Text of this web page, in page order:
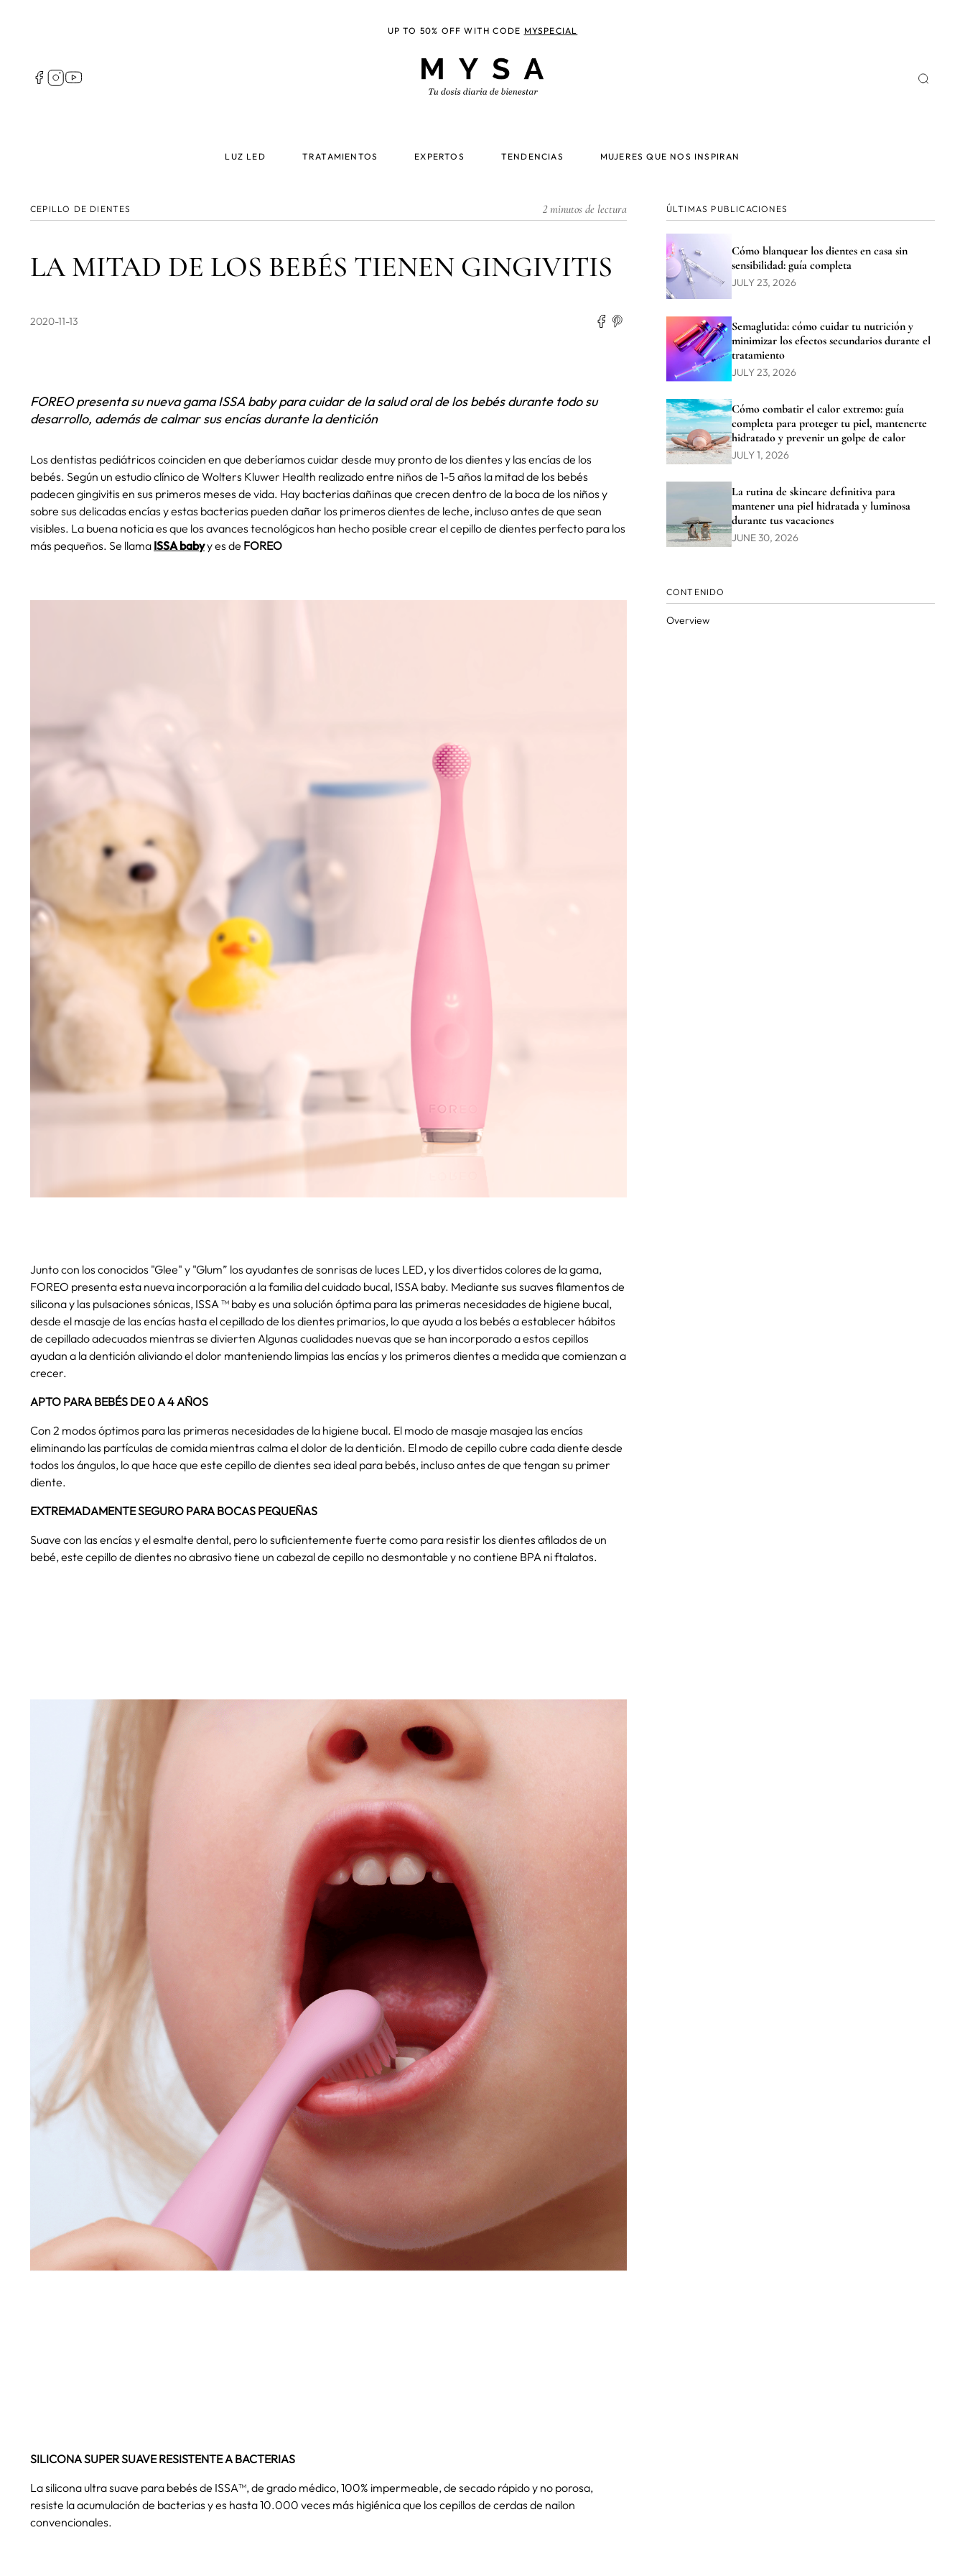
CEPILLO DE DIENTES 2 minutos de lectura
LA MITAD DE LOS BEBÉS TIENEN GINGIVITIS
2020-11-13
FOREO presenta su nueva gama ISSA baby para cuidar de la salud oral de los bebés durante todo su
desarrollo, además de calmar sus encías durante la dentición
Los dentistas pediátricos coinciden en que deberíamos cuidar desde muy pronto de los dientes y las encías de los
bebés. Según un estudio clínico de Wolters Kluwer Health realizado entre niños de 1-5 años la mitad de los bebés
padecen gingivitis en sus primeros meses de vida. Hay bacterias dañinas que crecen dentro de la boca de los niños y
sobre sus delicadas encías y estas bacterias pueden dañar los primeros dientes de leche, incluso antes de que sean
visibles. La buena noticia es que los avances tecnológicos han hecho posible crear el cepillo de dientes perfecto para los
más pequeños. Se llama ISSA babyy es de FOREO
Junto con los conocidos "Glee" y "Glum” los ayudantes de sonrisas de luces LED, y los divertidos colores de la gama,
FOREO presenta esta nueva incorporación a la familia del cuidado bucal, ISSA baby. Mediante sus suaves filamentos de
silicona y las pulsaciones sónicas, ISSA ™ baby es una solución óptima para las primeras necesidades de higiene bucal,
desde el masaje de las encías hasta el cepillado de los dientes primarios, lo que ayuda a los bebés a establecer hábitos
de cepillado adecuados mientras se divierten Algunas cualidades nuevas que se han incorporado a estos cepillos
ayudan a la dentición aliviando el dolor manteniendo limpias las encías y los primeros dientes a medida que comienzan a
crecer.
APTO PARA BEBÉS DE 0 A 4 AÑOS
Con 2 modos óptimos para las primeras necesidades de la higiene bucal. El modo de masaje masajea las encías
eliminando las partículas de comida mientras calma el dolor de la dentición. El modo de cepillo cubre cada diente desde
todos los ángulos, lo que hace que este cepillo de dientes sea ideal para bebés, incluso antes de que tengan su primer
diente.
EXTREMADAMENTE SEGURO PARA BOCAS PEQUEÑAS
Suave con las encías y el esmalte dental, pero lo suficientemente fuerte como para resistir los dientes afilados de un
bebé, este cepillo de dientes no abrasivo tiene un cabezal de cepillo no desmontable y no contiene BPA ni ftalatos.
SILICONA SUPER SUAVE RESISTENTE A BACTERIAS
La silicona ultra suave para bebés de ISSA™, de grado médico, 100% impermeable, de secado rápido y no porosa,
resiste la acumulación de bacterias y es hasta 10.000 veces más higiénica que los cepillos de cerdas de nailon
convencionales.
ÚLTIMAS PUBLICACIONES
Cómo blanquear los dientes en casa sin
sensibilidad: guía completa
JULY 23, 2026
Semaglutida: cómo cuidar tu nutrición y
minimizar los efectos secundarios durante el
tratamiento
JULY 23, 2026
Cómo combatir el calor extremo: guía
completa para proteger tu piel, mantenerte
hidratado y prevenir un golpe de calor
JULY 1, 2026
La rutina de skincare definitiva para
mantener una piel hidratada y luminosa
durante tus vacaciones
JUNE 30, 2026
CONTENIDO
Overview
UP TO 50% OFF WITH CODE MYSPECIAL
Follow
us
LUZ LED TRATAMIENTOS EXPERTOS TENDENCIAS MUJERES QUE NOS INSPIRAN